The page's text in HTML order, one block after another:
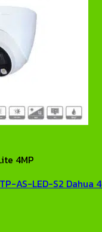
4MP
AS-LED-S2 Dahua